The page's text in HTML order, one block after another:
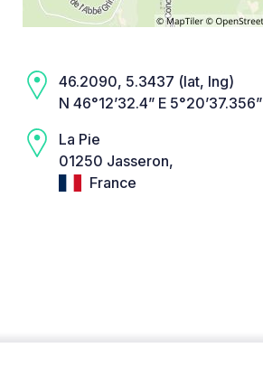
46.2090, 5.3437 (lat, lng)
N 46°12’32.4” E 5°20’37.356”
La Pie
01250 Jasseron,
France